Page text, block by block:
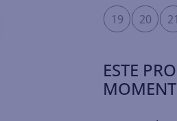
19
20 21
ESTE